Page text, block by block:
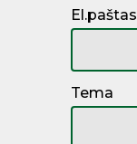
El.paštas
Tema